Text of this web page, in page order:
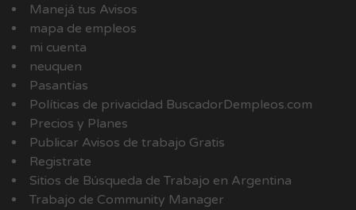
Manejá tus Avisos
mapa de empleos
mi cuenta
neuquen
Pasantías
Políticas de privacidad BuscadorDempleos.com
Precios y Planes
Publicar Avisos de trabajo Gratis
Registrate
Sitios de Búsqueda de Trabajo en Argentina
Trabajo de Community Manager